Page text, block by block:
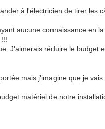
à l'électricien de tirer les
aucune connaissance en
J'aimerais réduire le budget
mais j'imagine que je vais
matériel de notre